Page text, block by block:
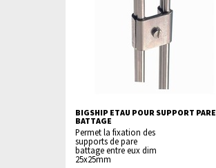
BIGSHIP ETAU POUR SUPPORT PARE
BATTAGE
Permet la fixation des
supports de pare
battage entre eux dim
25x25mm